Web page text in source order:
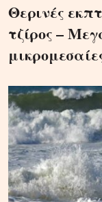
Θερινές
τζίρος –